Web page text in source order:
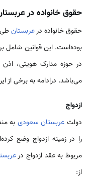
حقوق خانواده در
حقوق خانواده درعربستانطی
بوده‌است. این قوانین شامل
در حوزه مدارک هویتی،
می‌باشد. درادامه به برخی از
ازدواج
دولت عربستان سعودی به
را در زمینه ازدواج وضع
مربوط به عقد ازدواج در
از: